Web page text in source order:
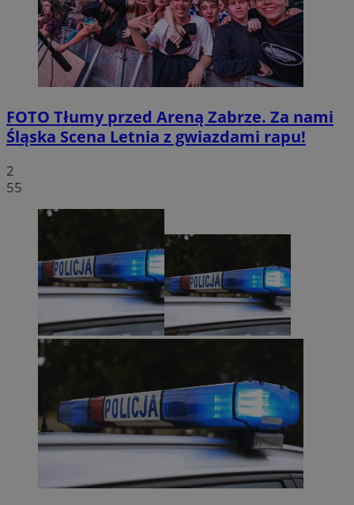
FOTO Tłumy przed Areną Zabrze. Za nami
Śląska Scena Letnia z gwiazdami rapu!
2
55